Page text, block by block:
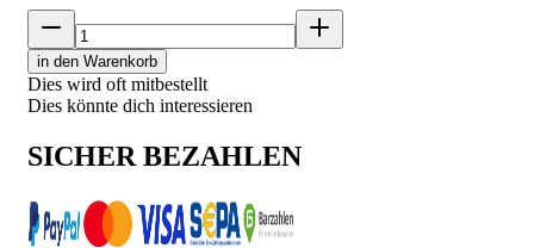
in den Warenkorb
Dies wird oft mitbestellt
Dies könnte dich interessieren
SICHER BEZAHLEN